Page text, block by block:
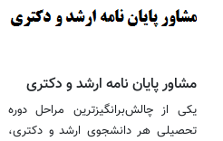
مشاور پایان نامه ارشد و دکتری
یکی از چالش‌برانگیزترین مراحل دوره
تحصیلی هر دانشجوی ارشد و دکتری،